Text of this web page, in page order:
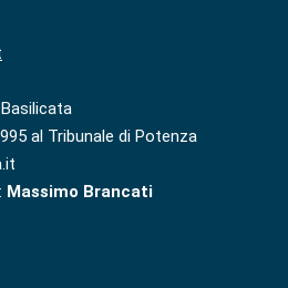
al Tribunale di Potenza
Massimo Brancati